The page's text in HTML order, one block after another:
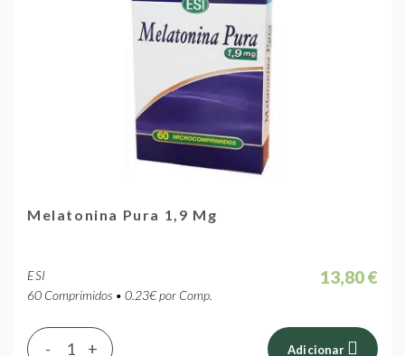
Melatonina Pura 1,9 Mg
ESI
60 Comprimidos • 0.23€ por Comp.
13,80 €
+
- Adicionar